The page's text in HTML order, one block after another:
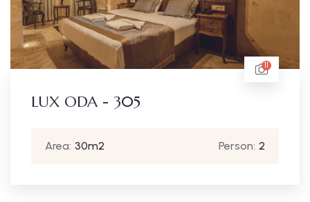
11
LUX ODA - 305
Area: 30m2 Person: 2